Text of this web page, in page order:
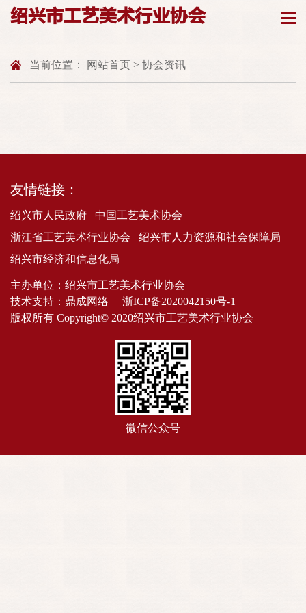
绍兴市工艺美术行业协会
当前位置： 网站首页 > 协会资讯
友情链接：
绍兴市人民政府
中国工艺美术协会
浙江省工艺美术行业协会
绍兴市人力资源和社会保障局
绍兴市经济和信息化局
主办单位：绍兴市工艺美术行业协会
技术支持： 鼎成网络
浙ICP备2020042150号-1
版权所有 Copyright© 2020绍兴市工艺美术行业协会
微信公众号